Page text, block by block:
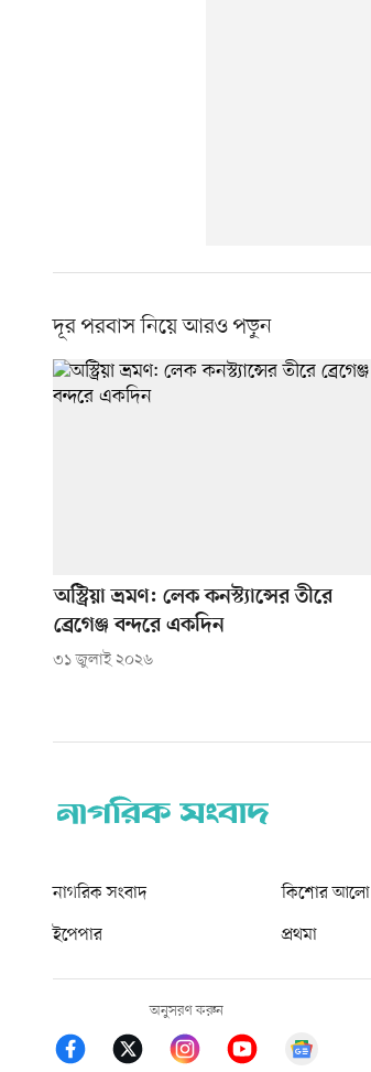
দূর পরবাস নিয়ে আরও পড়ুন
অস্ট্রিয়া ভ্রমণ: লেক কনস্ট্যান্সের তীরে
ব্রেগেঞ্জ বন্দরে একদিন
৩১ জুলাই ২০২৬
নাগরিক সংবাদ কিশোর আলো
ইপেপার
প্রথমা
অনুসরণ করুন